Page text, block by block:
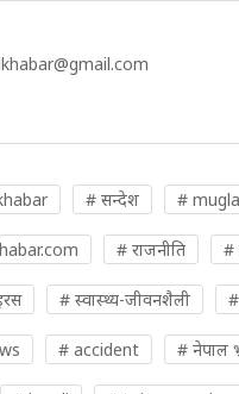
# सन्देश #
# राजनीति #
# स्वास्थ्य-जीवनशैली
# accident # नेपाल